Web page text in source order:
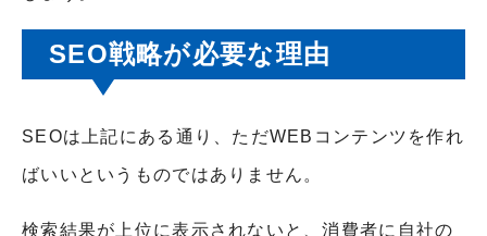
SEO戦略が必要な理由
SEOは上記にある通り、ただWEBコンテンツを作れ
ばいいというものではありません。
検索結果が上位に表示されないと、消費者に自社の